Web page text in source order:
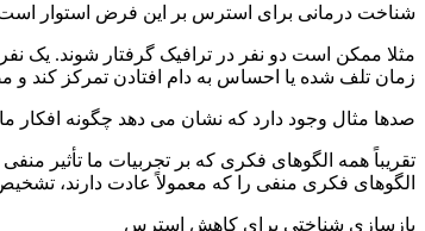
شناخت درمانی برای استرس بر این فرض استوار است
مثلا ممکن است دو نفر در ترافیک گرفتار شوند. یک
زمان تلف شده یا احساس به دام افتادن تمرکز کند
صدها مثال وجود دارد که نشان می دهد چگونه افکار
تقریباً همه الگوهای فکری که بر تجربیات ما تأثیر منفی
الگوهای فکری منفی را که معمولاً عادت دارند، تشخیص
بازسازی شناختی برای کاهش استرس